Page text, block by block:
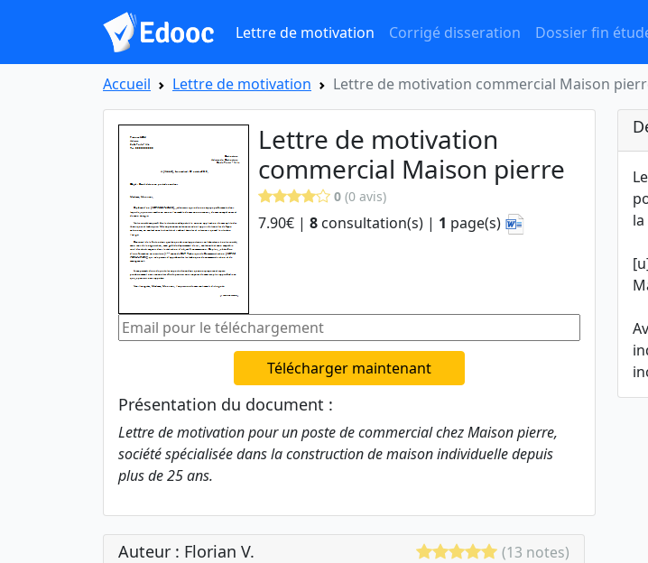
Lettre de motivation Corrigé disseration Dossier fin
Accueil Lettre de motivation Lettre de motivation commercial Maison
Lettre de motivation
commercial Maison pierre
0 (0 avis)
7.90€ | 8 consultation(s) | 1 page(s)
Télécharger maintenant
Présentation du document :
Lettre de motivation pour un poste de commercial chez Maison pierre,
société spécialisée dans la construction de maison individuelle depuis
plus de 25 ans.
Auteur : Florian V. (13 notes)